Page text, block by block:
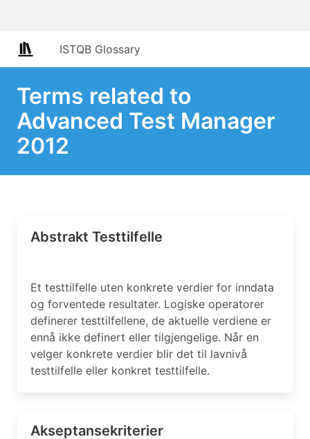
ISTQB Glossary
Terms related to
Advanced Test Manager
2012
Abstrakt Testtilfelle
Et testtilfelle uten konkrete verdier for inndata
og forventede resultater. Logiske operatorer
definerer testtilfellene, de aktuelle verdiene er
ennå ikke definert eller tilgjengelige. Når en
velger konkrete verdier blir det til lavnivå
testtilfelle eller konkret testtilfelle.
Akseptansekriterier